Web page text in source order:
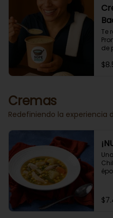
de
Te
de
Cremas
Redefiniendo la experiencia
de